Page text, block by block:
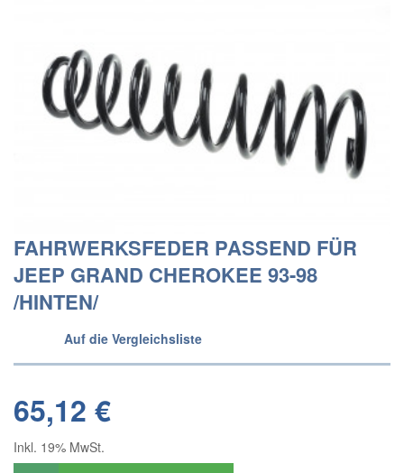
FAHRWERKSFEDER PASSEND FÜR
JEEP GRAND CHEROKEE 93-98
/HINTEN/
Auf die Vergleichsliste
65,12 €
Inkl. 19% MwSt.